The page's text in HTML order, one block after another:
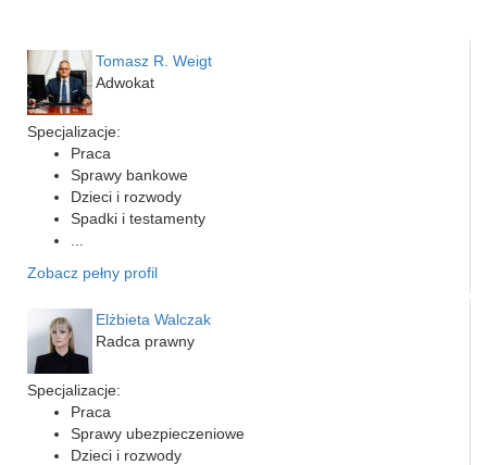
Tomasz R. Weigt
Adwokat
Specjalizacje:
Praca
Sprawy bankowe
Dzieci i rozwody
Spadki i testamenty
Zobacz pełny profil
Elżbieta Walczak
Radca prawny
Specjalizacje:
Praca
Sprawy ubezpieczeniowe
Dzieci i rozwody